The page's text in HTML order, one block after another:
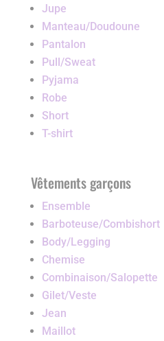
Jupe
Manteau/Doudoune
Pantalon
Pull/Sweat
Pyjama
Robe
Short
T-shirt
Vêtements garçons
Ensemble
Barboteuse/Combishort
Body/Legging
Chemise
Combinaison/Salopette
Gilet/Veste
Jean
Maillot